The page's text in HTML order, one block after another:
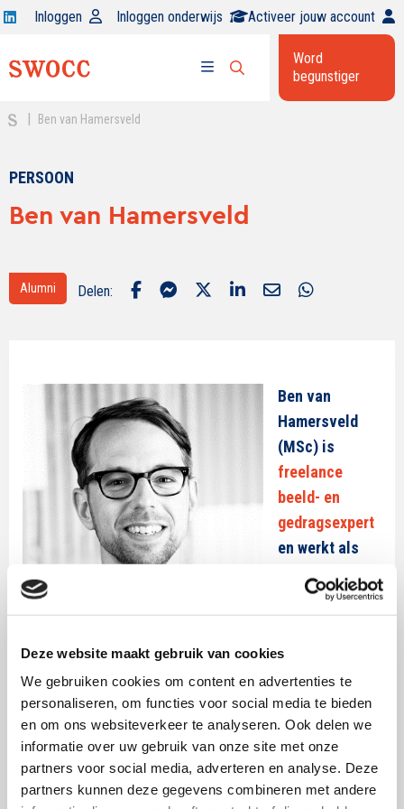
Deze website maakt gebruik van cookies
We gebruiken cookies om content en advertenties te
personaliseren, om functies voor social media te bieden
en om ons websiteverkeer te analyseren. Ook delen we
informatie over uw gebruik van onze site met onze
partners voor social media, adverteren en analyse. Deze
partners kunnen deze gegevens combineren met andere
Open
op
Inloggen Inloggen onderwijs Activeer jouw account
Open
zoekbalk
Word
begunstiger
Ben van Hamersveld
PERSOON
Ben van Hamersveld
Alumni Delen:
Ben van
Hamersveld
(MSc) is
freelance
beeld- en
gedragsexpert
en werkt als
docent en
onderzoeker bij
Leiden en The
New School Amsterdam
Hij is auteur van de boeken ‘Beeldcommunicatie’ en
‘Gedragsverandering, van principe tot praktijk’.
Bovendien is hij de trotse winnaar van deSWOCC
Scriptieprijs 2018.